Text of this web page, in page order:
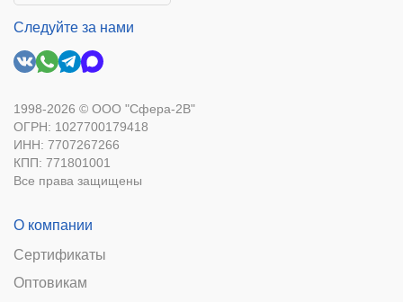
Следуйте за нами
1998-2026 © ООО "Сфера-2В"
ОГРН: 1027700179418
ИНН: 7707267266
КПП: 771801001
Все права защищены
О компании
Сертификаты
Оптовикам